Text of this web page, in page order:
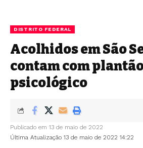
DISTRITO FEDERAL
Acolhidos em São
contam com
psicológico
Última Atualização 13 de maio de 2022 14:22
Publicado em 13 de maio de 2022